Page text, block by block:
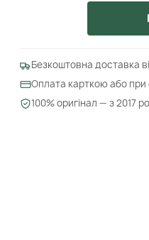
Безкоштовна доставка
Оплата карткою або при
100% оригінал — з 2017